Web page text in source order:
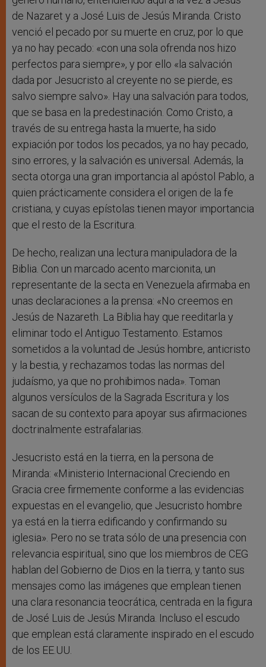
de Nazaret y a José Luis de Jesús Miranda. Cristo
venció el pecado por su muerte en cruz, por lo que
ya no hay pecado: «con una sola ofrenda nos hizo
perfectos para siempre», y por ello «la salvación
dada por Jesucristo al creyente no se pierde, es
salvo siempre salvo». Hay una salvación para todos,
que se basa en la predestinación. Como Cristo, a
través de su entrega hasta la muerte, ha sido
expiación por todos los pecados, ya no hay pecado,
sino errores, y la salvación es universal. Además, la
secta otorga una gran importancia al apóstol Pablo, a
quien prácticamente considera el origen de la fe
cristiana, y cuyas epístolas tienen mayor importancia
que el resto de la Escritura.
De hecho, realizan una lectura manipuladora de la
Biblia. Con un marcado acento marcionita, un
representante de la secta en Venezuela afirmaba en
unas declaraciones a la prensa: «No creemos en
Jesús de Nazareth. La Biblia hay que reeditarla y
eliminar todo el Antiguo Testamento. Estamos
sometidos a la voluntad de Jesús hombre, anticristo
y la bestia, y rechazamos todas las normas del
judaísmo, ya que no prohibimos nada». Toman
algunos versículos de la Sagrada Escritura y los
sacan de su contexto para apoyar sus afirmaciones
doctrinalmente estrafalarias.
Jesucristo está en la tierra, en la persona de
Miranda: «Ministerio Internacional Creciendo en
Gracia cree firmemente conforme a las evidencias
expuestas en el evangelio, que Jesucristo hombre
ya está en la tierra edificando y confirmando su
iglesia». Pero no se trata sólo de una presencia con
relevancia espiritual, sino que los miembros de CEG
hablan del Gobierno de Dios en la tierra, y tanto sus
mensajes como las imágenes que emplean tienen
una clara resonancia teocrática, centrada en la figura
de José Luis de Jesús Miranda. Incluso el escudo
que emplean está claramente inspirado en el escudo
de los EE.UU.